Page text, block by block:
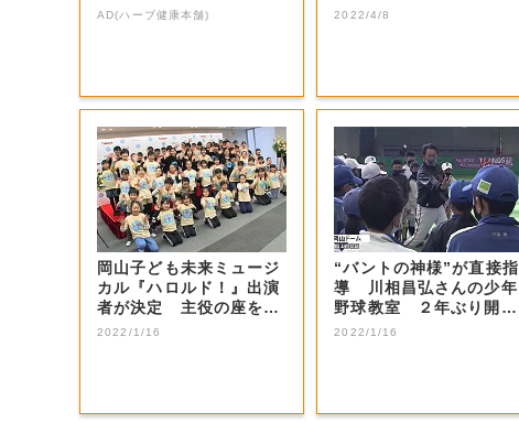
AD(ハーブ健康本舗) 2022/4/8
岡山子ども未来ミュージ
カル『ハロルド！』出演
者が決定 主役の座を射
止めた感想は…...
2022/1/16
“バントの神様”が直接指
導 川相昌弘さんの少年
野球教室 ２年ぶり開催
【岡山・岡山...
2022/1/16